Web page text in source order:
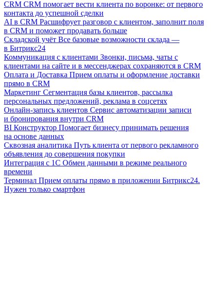
CRM CRM помогает вести клиента по воронке: от первого
контакта до успешной сделки
AI в CRM Расшифрует разговор с клиентом, заполнит поля
в CRM и поможет продавать больше
Складской учёт Все базовые возможности склада —
в Битрикс24
Коммуникация с клиентами Звонки, письма, чаты с
клиентами на сайте и в мессенджерах сохраняются в CRM
Оплата и Доставка Прием оплаты и оформление доставки
прямо в CRM
Маркетинг Сегментация базы клиентов, рассылка
персональных предложений, реклама в соцсетях
Онлайн-запись клиентов Сервис автоматизации записи
и бронирования внутри CRM
BI Конструктор Помогает бизнесу принимать решения
на основе данных
Сквозная аналитика Путь клиента от первого рекламного
объявления до совершения покупки
Интеграция с 1С Обмен данными в режиме реального
времени
Терминал Прием оплаты прямо в приложении Битрикс24.
Нужен только смартфон